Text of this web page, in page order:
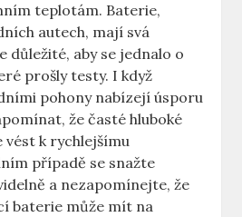
teplotám.‌ Baterie,
autech, mají svá
důležité,⁣ aby se ‍jednalo o
prošly testy. I když
pohony nabízejí úsporu
že časté hluboké
vést k rychlejšímu⁤
⁢případě⁤ se snažte
a nezapomínejte, že
baterie může⁣ mít ‌na